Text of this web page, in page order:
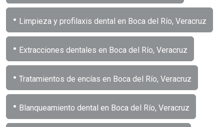
• Limpieza y profilaxis dental en Boca del Río, Veracruz
• Extracciones dentales en Boca del Río, Veracruz
• Tratamientos de encías en Boca del Río, Veracruz
• Blanqueamiento dental en Boca del Río, Veracruz